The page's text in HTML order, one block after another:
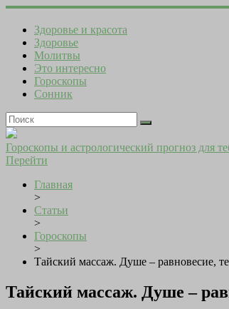
Здоровье и красота
Здоровье
Молитвы
Это интересно
Гороскопы
Сонник
Гороскопы и астрологический прогноз для
Перейти
Главная
>
Статьи
>
Гороскопы
>
Тайский массаж. Душе – равновесие,
Тайский массаж. Душе –